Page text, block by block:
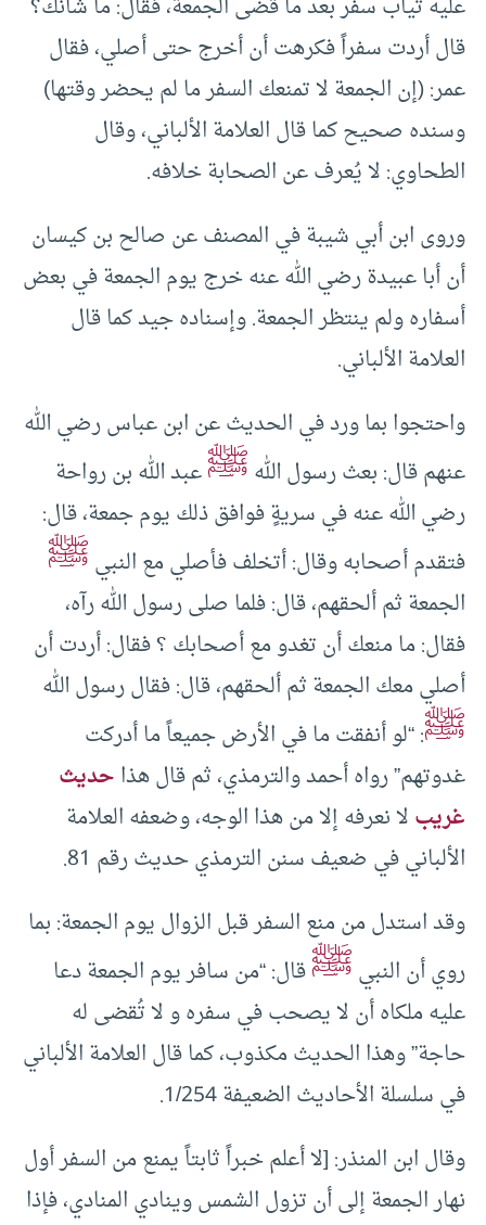
عليه ثياب سفر بعد ما قضى الجمعة، فقال: ما شأنك؟
قال أردت سفراً فكرهت أن أخرج حتى أصلي، فقال
عمر: (إن الجمعة لا تمنعك السفر ما لم يحضر وقتها)
وسنده صحيح كما قال العلامة الألباني، وقال
الطحاوي: لا يُعرف عن الصحابة خلافه.
وروى ابن أبي شيبة في المصنف عن صالح بن كيسان
أن أبا عبيدة رضي الله عنه خرج يوم الجمعة في بعض
أسفاره ولم ينتظر الجمعة. وإسناده جيد كما قال
العلامة الألباني.
واحتجوا بما ورد في الحديث عن ابن عباس رضي الله
عنهم قال: بعث رسول اللهﷺعبد الله بن رواحة
رضي الله عنه في سريةٍ فوافق ذلك يوم جمعة، قال:
فتقدم أصحابه وقال: أتخلف فأصلي مع النبيﷺ
الجمعة ثم ألحقهم، قال: فلما صلى رسول الله رآه،
فقال: ما منعك أن تغدو مع أصحابك ؟ فقال: أردت أن
أصلي معك الجمعة ثم ألحقهم، قال: فقال رسول الله
ﷺ: “لو أنفقت ما في الأرض جميعاً ما أدركت
غدوتهم” رواه أحمد والترمذي، ثم قال هذاحديث
غريبلا نعرفه إلا من هذا الوجه، وضعفه العلامة
الألباني في ضعيف سنن الترمذي حديث رقم 81.
وقد استدل من منع السفر قبل الزوال يوم الجمعة: بما
روي أن النبيﷺقال: “من سافر يوم الجمعة دعا
عليه ملكاه أن لا يصحب في سفره و لا تُقضى له
حاجة” وهذا الحديث مكذوب، كما قال العلامة الألباني
في سلسلة الأحاديث الضعيفة 1/254.
وقال ابن المنذر: [لا أعلم خبراً ثابتاً يمنع من السفر أول
نهار الجمعة إلى أن تزول الشمس وينادي المنادي، فإذا